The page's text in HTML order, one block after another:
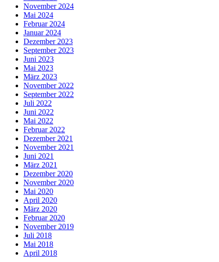
November 2024
Mai 2024
Februar 2024
Januar 2024
Dezember 2023
September 2023
Juni 2023
Mai 2023
März 2023
November 2022
September 2022
Juli 2022
Juni 2022
Mai 2022
Februar 2022
Dezember 2021
November 2021
Juni 2021
März 2021
Dezember 2020
November 2020
Mai 2020
April 2020
März 2020
Februar 2020
November 2019
Juli 2018
Mai 2018
April 2018